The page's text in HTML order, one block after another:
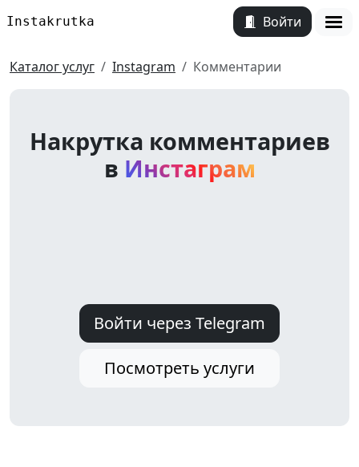
Instakrutka
Войти
Каталог услуг
Instagram Комментарии
Накрутка комментариев
в Инстаграм
Войти через Telegram
Посмотреть услуги